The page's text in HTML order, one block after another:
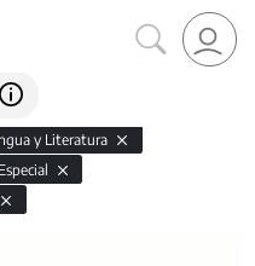
y Literatura